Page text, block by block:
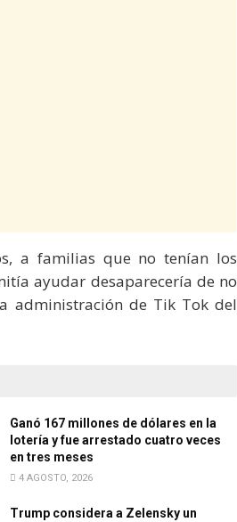
a familias que no tenían los
ayudar desaparecería de no
administración de Tik Tok del
Ganó 167 millones de dólares en la
lotería y fue arrestado cuatro veces
en tres meses
4 AGOSTO, 2026
Trump considera a Zelensky un